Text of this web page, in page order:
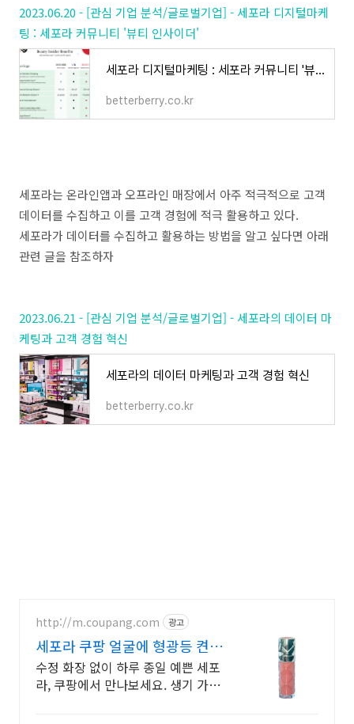
2023.06.20 - [관심 기업 분석/글로벌기업] - 세포라 디지털마케
팅 : 세포라 커뮤니티 '뷰티 인사이더'
세포라 디지털마케팅 : 세포라 커뮤니티 '뷰티 인사이더'
betterberry.co.kr
세포라는 온라인앱과 오프라인 매장에서 아주 적극적으로 고객
데이터를 수집하고 이를 고객 경험에 적극 활용하고 있다.
세포라가 데이터를 수집하고 활용하는 방법을 알고 싶다면 아래
관련 글을 참조하자
2023.06.21 - [관심 기업 분석/글로벌기업] - 세포라의 데이터 마
케팅과 고객 경험 혁신
세포라의 데이터 마케팅과 고객 경험 혁신
betterberry.co.kr
http://m.coupang.com 광고
세포라 쿠팡 얼굴에 형광등 켠
듯
수정 화장 없이 하루 종일 예쁜 세포
라, 쿠팡에서 만나보세요. 생기 가득